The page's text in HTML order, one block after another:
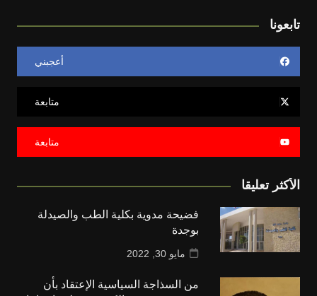
تابعونا
أعجبني
متابعة
متابعة
الأكثر تعليقا
فضيحة مدوية بكلية الطب والصيدلة
بوجدة
مايو 30, 2022
من السذاجة السياسية الإعتقاد بأن